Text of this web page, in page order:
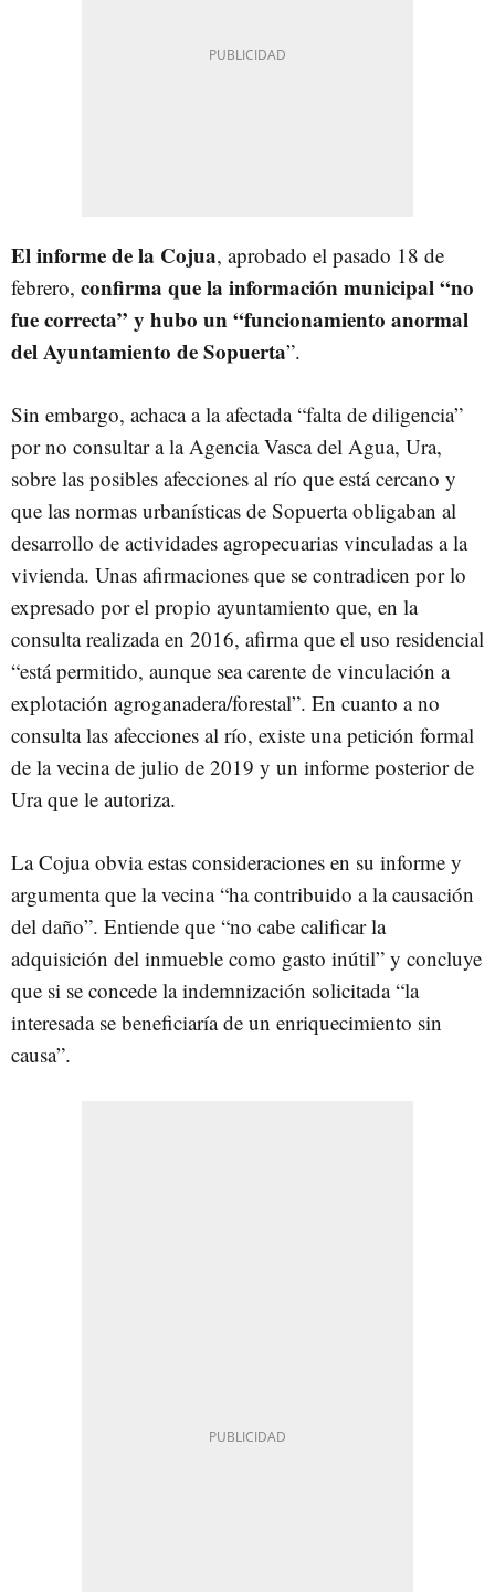
El informe de la Cojua, aprobado el pasado 18 de
febrero, confirma que la información municipal “no
fue correcta” y hubo un “funcionamiento anormal
del Ayuntamiento de Sopuerta”.
Sin embargo, achaca a la afectada “falta de diligencia”
por no consultar a la Agencia Vasca del Agua, Ura,
sobre las posibles afecciones al río que está cercano y
que las normas urbanísticas de Sopuerta obligaban al
desarrollo de actividades agropecuarias vinculadas a la
vivienda. Unas afirmaciones que se contradicen por lo
expresado por el propio ayuntamiento que, en la
consulta realizada en 2016, afirma que el uso residencial
“está permitido, aunque sea carente de vinculación a
explotación agroganadera/forestal”. En cuanto a no
consulta las afecciones al río, existe una petición formal
de la vecina de julio de 2019 y un informe posterior de
Ura que le autoriza.
La Cojua obvia estas consideraciones en su informe y
argumenta que la vecina “ha contribuido a la causación
del daño”. Entiende que “no cabe calificar la
adquisición del inmueble como gasto inútil” y concluye
que si se concede la indemnización solicitada “la
interesada se beneficiaría de un enriquecimiento sin
causa”.